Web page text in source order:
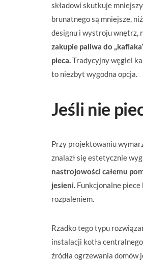
składowi skutkuje
brunatnego są mniejsze,
designu i wystroju wnętrz,
zakupie paliwa do
pieca.Tradycyjny węgiel
to niezbyt wygodna opcja.
Jeśli nie
Przy projektowaniu
znalazł się estetycznie
nastrojowości całemu
jesieni.Funkcjonalne piece
rozpaleniem.
Rzadko tego typu
instalacji kotła
źródła ogrzewania domów